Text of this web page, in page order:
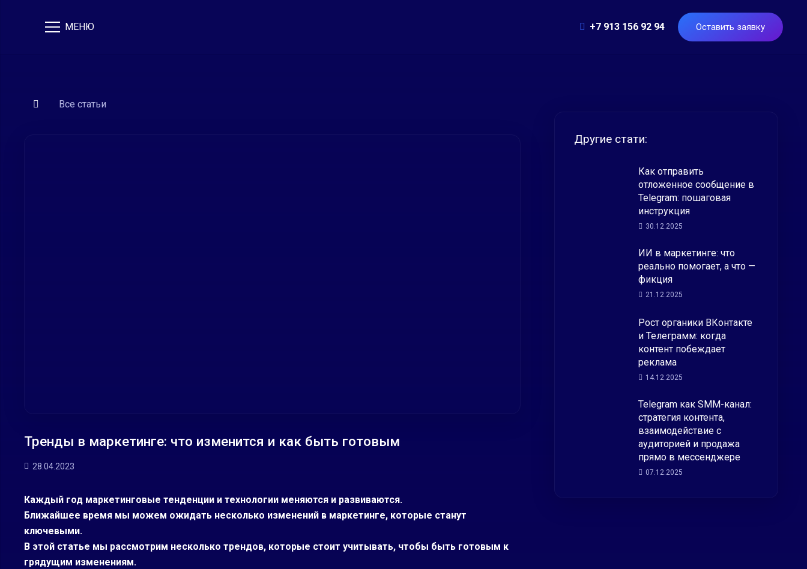
МЕНЮ +7 913 156 92 94 Оставить заявку
Все статьи
Тренды в маркетинге: что изменится и как быть готовым
28.04.2023
Каждый год маркетинговые тенденции и технологии меняются и развиваются.
Ближайшее время мы можем ожидать несколько изменений в маркетинге, которые станут
ключевыми.
В этой статье мы рассмотрим несколько трендов, которые стоит учитывать, чтобы быть готовым к
грядущим изменениям.
Другие стати:
Как отправить
отложенное сообщение в
Telegram: пошаговая
инструкция
30.12.2025
ИИ в маркетинге: что
реально помогает, а что —
фикция
21.12.2025
Рост органики ВКонтакте
и Телеграмм: когда
контент побеждает
реклама
14.12.2025
Telegram как SMM-канал:
стратегия контента,
взаимодействие с
аудиторией и продажа
прямо в мессенджере
07.12.2025